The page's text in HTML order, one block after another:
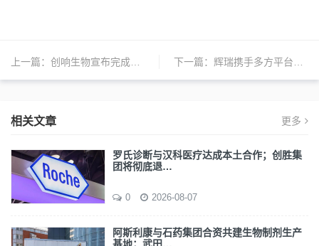
上一篇： 创响生物宣布完成2100万美元B轮融资, 已成功融资逾4千万美元 下一篇： 辉瑞携手多方平台引领互联网医疗生态圈建设
相关文章 更多
罗氏诊断与汉科医疗达成本土合作；创胜集
团将彻底退…
0 2026-08-07
阿斯利康与石药集团合资共建生物制剂生产